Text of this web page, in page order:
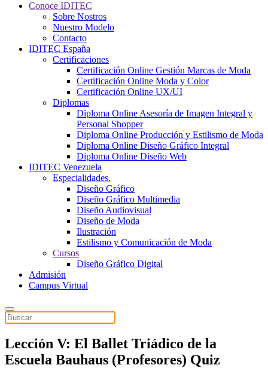
Conoce IDITEC
Sobre Nostros
Nuestro Modelo
Contacto
IDITEC España
Certificaciones
Certificación Online Gestión Marcas de Moda
Certificación Online Moda y Color
Certificación Online UX/UI
Diplomas
Diploma Online Asesoría de Imagen Integral y
Personal Shopper
Diploma Online Producción y Estilismo de Moda
Diploma Online Diseño Gráfico Integral
Diploma Online Diseño Web
IDITEC Venezuela
Especialidades.
Diseño Gráfico
Diseño Gráfico Multimedia
Diseño Audiovisual
Diseño de Moda
Ilustración
Estilismo y Comunicación de Moda
Cursos
Diseño Gráfico Digital
Admisión
Campus Virtual
Lección V: El Ballet Triádico de la
Escuela Bauhaus (Profesores) Quiz